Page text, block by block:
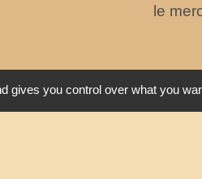
le
gives you control over what you